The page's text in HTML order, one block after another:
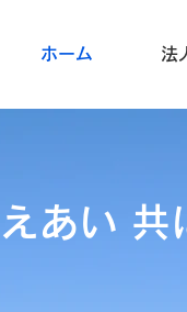
ホーム 法
あい 共